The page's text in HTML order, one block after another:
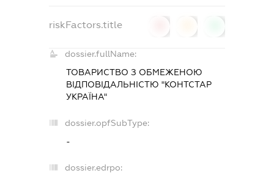
riskFactors.title
dossier.fullName:
ТОВАРИСТВО З ОБМЕЖЕНОЮ
ВІДПОВІДАЛЬНІСТЮ "КОНТСТАР
УКРАЇНА"
dossier.opfSubType:
-
dossier.edrpo: